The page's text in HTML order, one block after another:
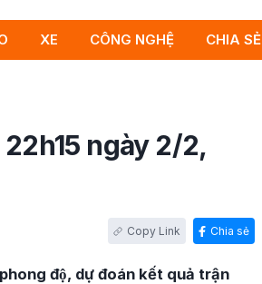
XE CÔNG NGHỆ CHIA SẺ
ngày 2/2,
Chia sẻ
độ, dự đoán kết quả trận